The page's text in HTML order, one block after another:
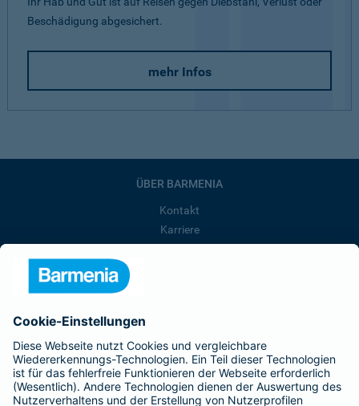
Beschädigung abgesichert.
mehr Infos
ÜBER BARMENIA
Kontakt
Karriere
Barmenia ist Teil der BarmeniaGothaer
BELIEBTE SEITEN
Kranken-Zusatzversicherung